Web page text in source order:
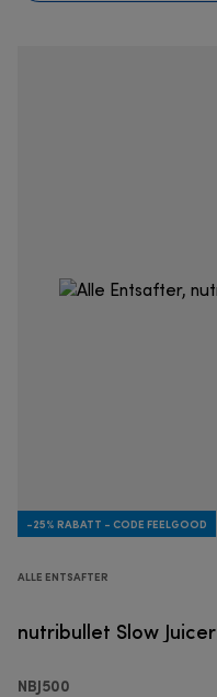
-25% RABATT - CODE FEELGOOD
ALLE ENTSAFTER
nutribullet Slow Juicer
NBJ500